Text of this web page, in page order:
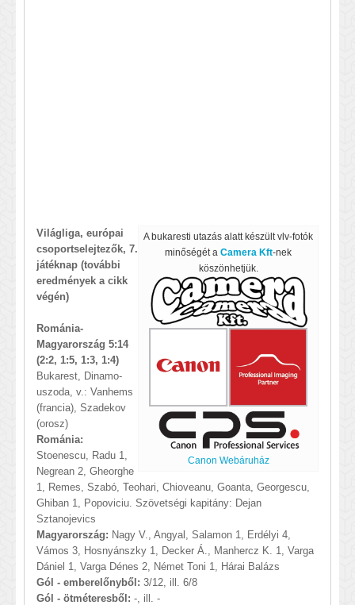
A bukaresti utazás alatt készült vlv-fotók
minőségét a Camera Kft-nek
köszönhetjük.
Canon Webáruház
Világliga, európai
csoportselejtezők, 7.
játéknap (további
eredmények a cikk
végén)
Románia-
Magyarország 5:14
(2:2, 1:5, 1:3, 1:4)
Bukarest, Dinamo-
uszoda, v.: Vanhems
(francia), Szadekov
(orosz)
Románia:
Stoenescu, Radu 1,
Negrean 2, Gheorghe
1, Remes, Szabó, Teohari, Chioveanu, Goanta, Georgescu,
Ghiban 1, Popoviciu. Szövetségi kapitány: Dejan
Sztanojevics
Magyarország: Nagy V., Angyal, Salamon 1, Erdélyi 4,
Vámos 3, Hosnyánszky 1, Decker Á., Manhercz K. 1, Varga
Dániel 1, Varga Dénes 2, Német Toni 1, Hárai Balázs
Gól - emberelőnyből: 3/12, ill. 6/8
Gól - ötméteresből: -, ill. -